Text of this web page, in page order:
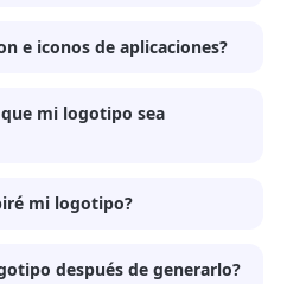
e iconos de aplicaciones?
mi logotipo sea
mi logotipo?
después de generarlo?